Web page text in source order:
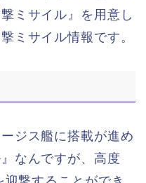
ミサイル』を用意し
ミサイル情報です。
ジス艦に搭載が進め
なんですが、高度